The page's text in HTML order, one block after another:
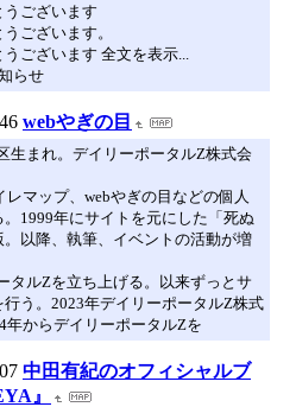
ございます
ございます。
ございます 全文を表示...
らせ
webやぎの目
生まれ。デイリーポータルZ株式会
レマップ、webやぎの目などの個人
1999年にサイトを元にした「死ぬ
以降、執筆、イベントの活動が増
タルZを立ち上げる。以来ずっとサ
う。2023年デイリーポータルZ株式
年からデイリーポータルZを
中田有紀のオフィシャルブ
』